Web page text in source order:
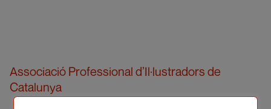
Associació Professional d’Il·lustradors de
Catalunya